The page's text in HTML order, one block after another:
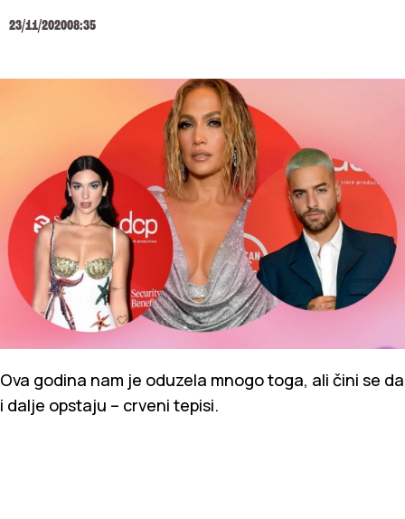
23/11/202008:35
Ova godina nam je oduzela mnogo toga, ali čini se da
i dalje opstaju – crveni tepisi.